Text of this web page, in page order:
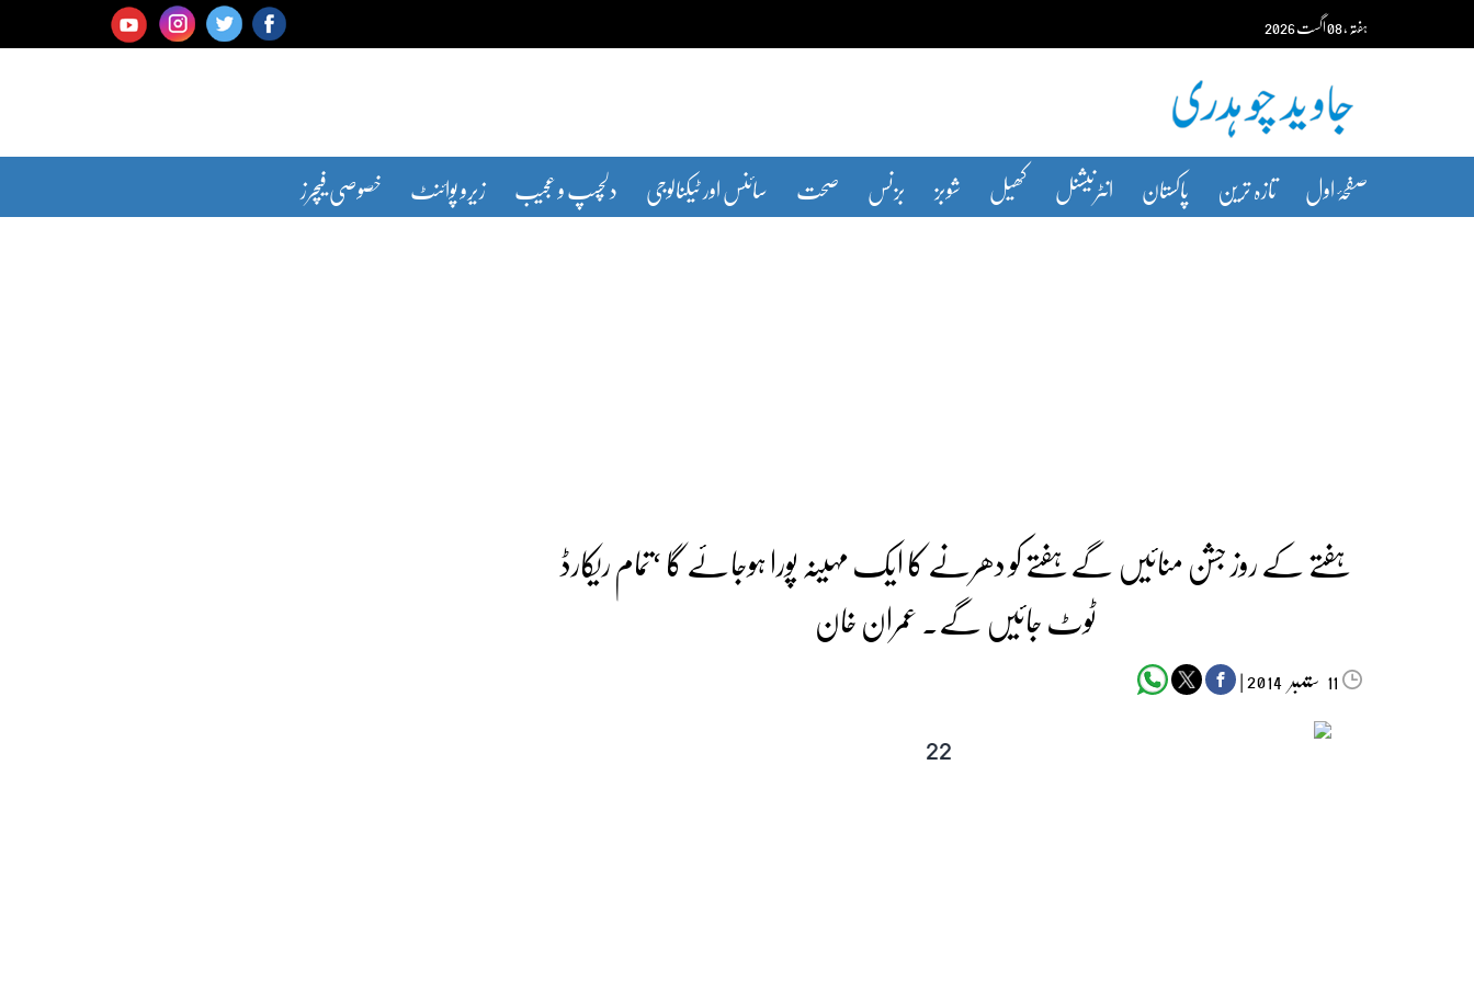
content ہفتہ‬‮،08اگست‬‮2026
صفحۂ اول تازہ ترین پاکستان انٹرنیشنل کھیل شوبز بزنس صحت سائنس اور ٹیکنالوجی دلچسپ و عجیب زیرو پوائنٹ خصوصی فیچرز
ہفتے کے روز جشن منائیں گے ہفتے کو دھرنے کا ایک مہینہ پورا ہوجائے گا ‘تمام ریکارڈ
ٹوٹ جائیں گے۔ عمران خان
11 ستمبر‬‮ |